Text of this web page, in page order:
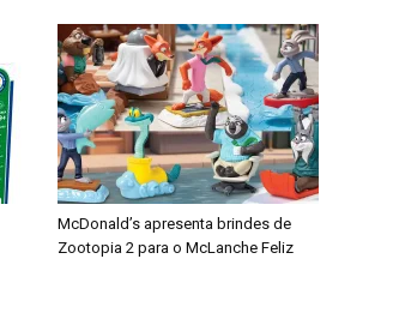
McDonald’s apresenta brindes de
Zootopia 2 para o McLanche Feliz